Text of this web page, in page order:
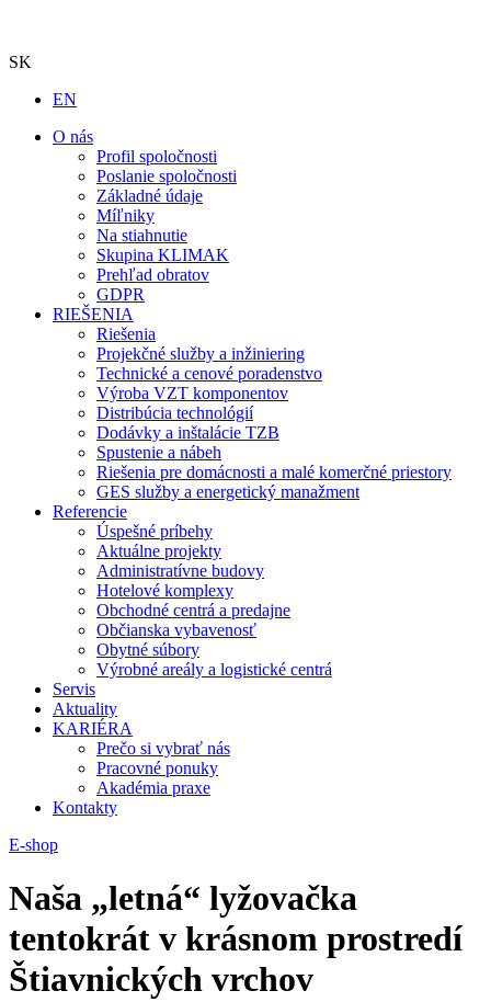
SK
EN
O nás
Profil spoločnosti
Poslanie spoločnosti
Základné údaje
Míľniky
Na stiahnutie
Skupina KLIMAK
Prehľad obratov
GDPR
RIEŠENIA
Riešenia
Projekčné služby a inžiniering
Technické a cenové poradenstvo
Výroba VZT komponentov
Distribúcia technológií
Dodávky a inštalácie TZB
Spustenie a nábeh
Riešenia pre domácnosti a malé komerčné priestory
GES služby a energetický manažment
Referencie
Úspešné príbehy
Aktuálne projekty
Administratívne budovy
Hotelové komplexy
Obchodné centrá a predajne
Občianska vybavenosť
Obytné súbory
Výrobné areály a logistické centrá
Servis
Aktuality
KARIÉRA
Prečo si vybrať nás
Pracovné ponuky
Akadémia praxe
Kontakty
E-shop
Naša „letná“ lyžovačka
tentokrát v krásnom prostredí
Štiavnických vrchov